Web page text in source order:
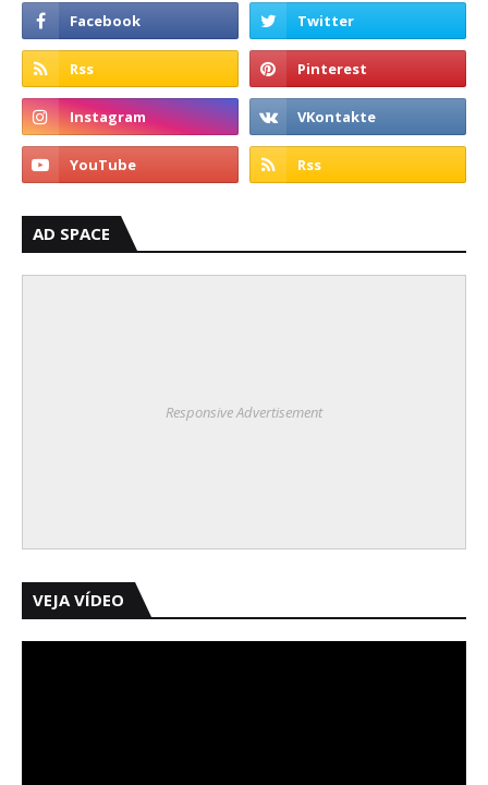
AD SPACE
Responsive Advertisement
VEJA VÍDEO